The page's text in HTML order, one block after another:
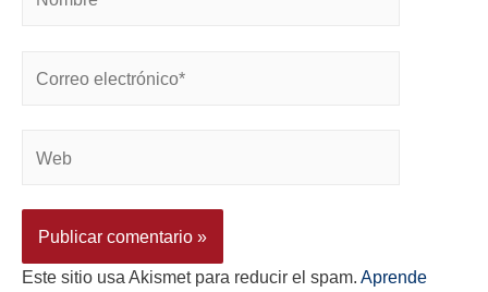
Este sitio usa Akismet para reducir el spam. Aprende